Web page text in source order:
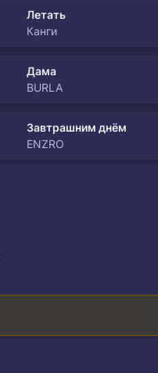
Летать
Канги
Дама
BURLA
Завтрашним днём
ENZRO